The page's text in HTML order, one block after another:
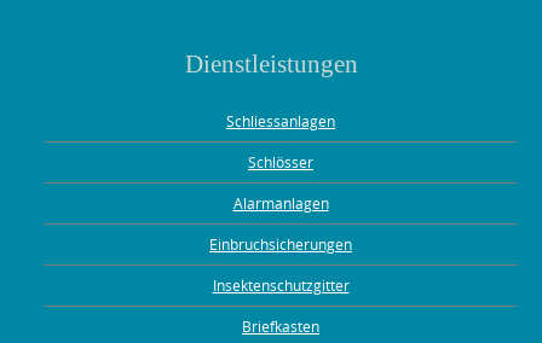
Dienstleistungen
Schliessanlagen
Schlösser
Alarmanlagen
Einbruchsicherungen
Insektenschutzgitter
Briefkasten